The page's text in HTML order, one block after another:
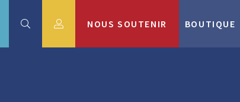
NOUS SOUTENIR BOUTIQUE